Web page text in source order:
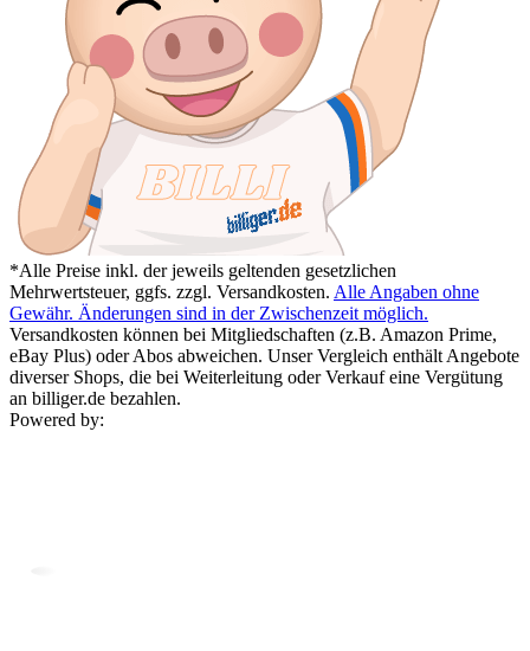
*Alle Preise inkl. der jeweils geltenden gesetzlichen
Mehrwertsteuer, ggfs. zzgl. Versandkosten. Alle Angaben ohne
Gewähr. Änderungen sind in der Zwischenzeit möglich.
Versandkosten können bei Mitgliedschaften (z.B. Amazon Prime,
eBay Plus) oder Abos abweichen. Unser Vergleich enthält Angebote
diverser Shops, die bei Weiterleitung oder Verkauf eine Vergütung
an billiger.de bezahlen.
Powered by: